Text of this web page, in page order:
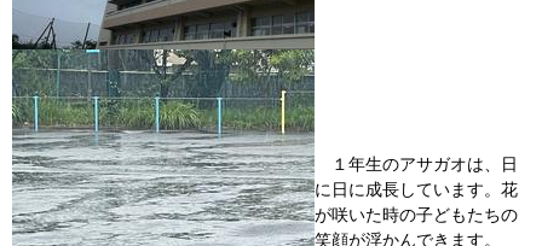
１年生のアサガオは、日
に日に成長しています。花
が咲いた時の子どもたちの
笑顔が浮かんできます。